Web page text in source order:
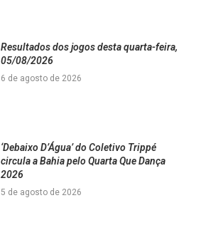
Resultados dos jogos desta quarta-feira,
05/08/2026
6 de agosto de 2026
‘Debaixo D’Água’ do Coletivo Trippé
circula a Bahia pelo Quarta Que Dança
2026
5 de agosto de 2026